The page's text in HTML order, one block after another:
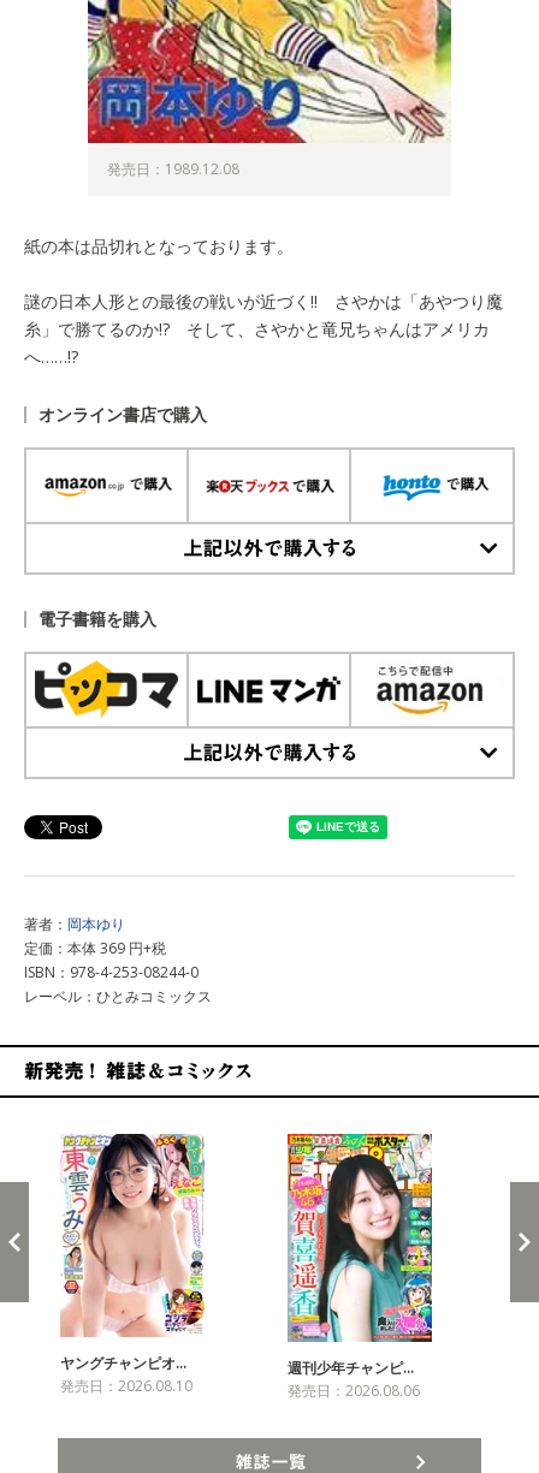
発売日：1989.12.08
紙の本は品切れとなっております。
謎の日本人形との最後の戦いが近づく!! さやかは「あやつり魔
糸」で勝てるのか!? そして、さやかと竜兄ちゃんはアメリカ
へ……!?
オンライン書店で購入
電子書籍を購入
著者： 岡本ゆり
定価：本体 369 円+税
ISBN：978-4-253-08244-0
レーベル：ひとみコミックス
ヤングチャンピオ…
発売日：2026.08.10
週刊少年チャンピ…
発売日：2026.08.06